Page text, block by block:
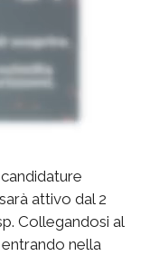
attivo dal 2
Collegandosi al
nella